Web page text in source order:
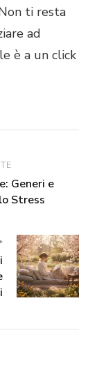
ti resta
ad
è a un click
Generi e
Stress